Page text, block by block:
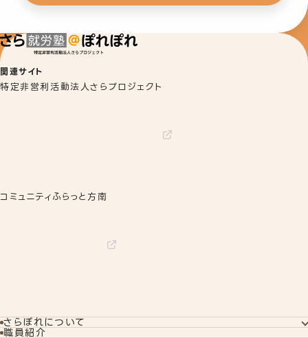
関連サイト
特定非営利活動法人さらプロジェクト
コミュニティふらっと方南
さらぽれについて
さらぽれについてTOP
職員紹介